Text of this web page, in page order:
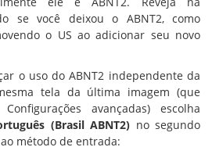
se você deixou o ABNT2, como
o US ao adicionar seu novo
o uso do ABNT2 independente da
tela da última imagem (que
avançadas) escolha
(Brasil ABNT2) no segundo
método de entrada: